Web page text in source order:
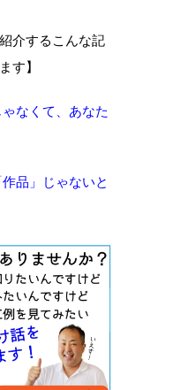
介するこんな記
す】
なくて、あなた
品」じゃないと